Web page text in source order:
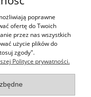
poprawne
ofertę do Twoich
przez nas wszystkich
użycie plików do
zgody".
Polityce prywatności.